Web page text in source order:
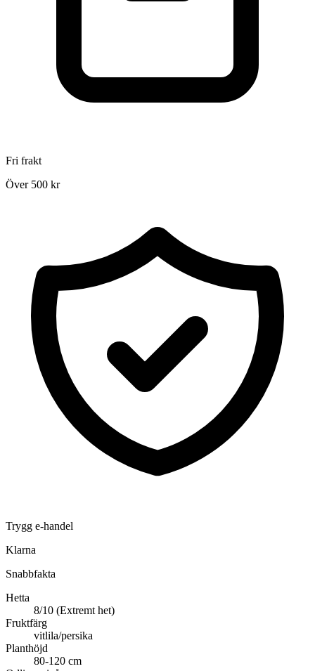
Fri frakt
Över 500 kr
Trygg e-handel
Klarna
Snabbfakta
Hetta
8/10 (Extremt het)
Fruktfärg
vitlila/persika
Planthöjd
80-120 cm